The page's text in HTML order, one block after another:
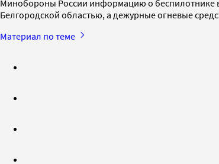
Минобороны России информацию о беспилотнике
Белгородской областью, а дежурные огневые
Материал по теме